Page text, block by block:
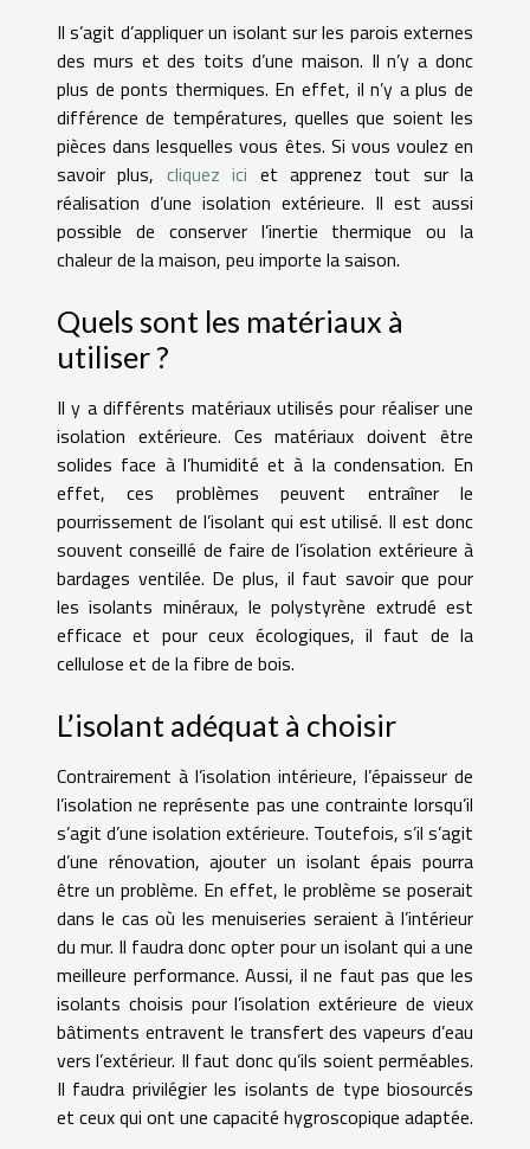
Il s’agit d’appliquer un isolant sur les parois externes
des murs et des toits d’une maison. Il n’y a donc
plus de ponts thermiques. En effet, il n’y a plus de
différence de températures, quelles que soient les
pièces dans lesquelles vous êtes. Si vous voulez en
savoir plus, cliquez ici et apprenez tout sur la
réalisation d’une isolation extérieure. Il est aussi
possible de conserver l’inertie thermique ou la
chaleur de la maison, peu importe la saison.
Quels sont les matériaux à
utiliser ?
Il y a différents matériaux utilisés pour réaliser une
isolation extérieure. Ces matériaux doivent être
solides face à l’humidité et à la condensation. En
effet, ces problèmes peuvent entraîner le
pourrissement de l’isolant qui est utilisé. Il est donc
souvent conseillé de faire de l’isolation extérieure à
bardages ventilée. De plus, il faut savoir que pour
les isolants minéraux, le polystyrène extrudé est
efficace et pour ceux écologiques, il faut de la
cellulose et de la fibre de bois.
L’isolant adéquat à choisir
Contrairement à l’isolation intérieure, l’épaisseur de
l’isolation ne représente pas une contrainte lorsqu’il
s’agit d’une isolation extérieure. Toutefois, s’il s’agit
d’une rénovation, ajouter un isolant épais pourra
être un problème. En effet, le problème se poserait
dans le cas où les menuiseries seraient à l’intérieur
du mur. Il faudra donc opter pour un isolant qui a une
meilleure performance. Aussi, il ne faut pas que les
isolants choisis pour l’isolation extérieure de vieux
bâtiments entravent le transfert des vapeurs d’eau
vers l’extérieur. Il faut donc qu’ils soient perméables.
Il faudra privilégier les isolants de type biosourcés
et ceux qui ont une capacité hygroscopique adaptée.